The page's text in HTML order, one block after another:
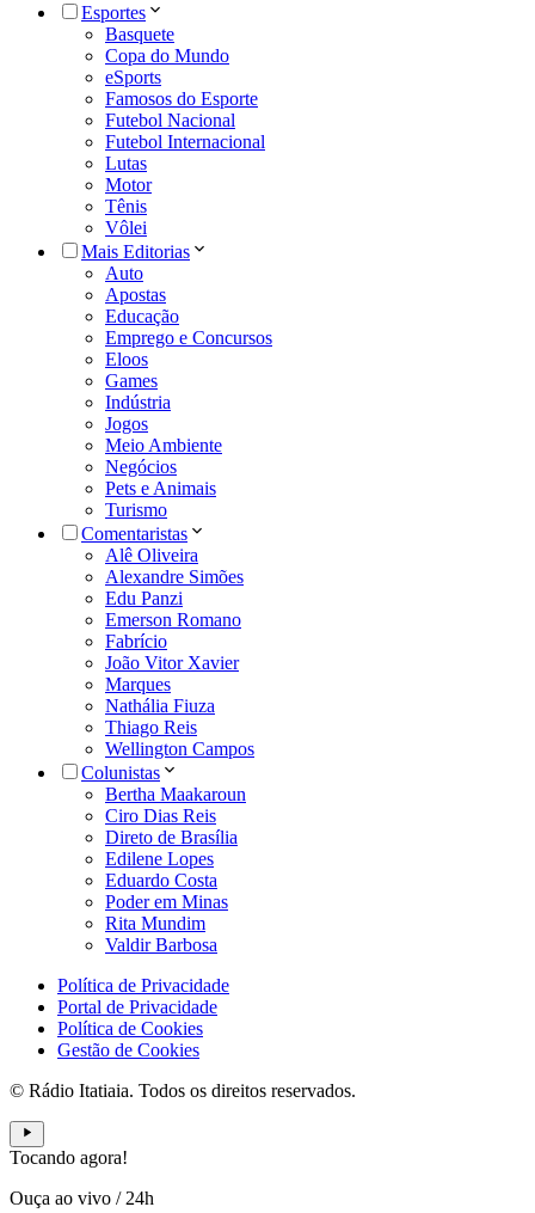
Esportes
Basquete
Copa do Mundo
eSports
Famosos do Esporte
Futebol Nacional
Futebol Internacional
Lutas
Motor
Tênis
Vôlei
Mais Editorias
Auto
Apostas
Educação
Emprego e Concursos
Eloos
Games
Indústria
Jogos
Meio Ambiente
Negócios
Pets e Animais
Turismo
Comentaristas
Alê Oliveira
Alexandre Simões
Edu Panzi
Emerson Romano
Fabrício
João Vitor Xavier
Marques
Nathália Fiuza
Thiago Reis
Wellington Campos
Colunistas
Bertha Maakaroun
Ciro Dias Reis
Direto de Brasília
Edilene Lopes
Eduardo Costa
Poder em Minas
Rita Mundim
Valdir Barbosa
Política de Privacidade
Portal de Privacidade
Política de Cookies
Gestão de Cookies
© Rádio Itatiaia. Todos os direitos reservados.
Tocando agora!
Ouça ao vivo / 24h